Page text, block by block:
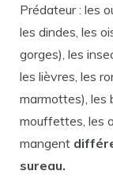
Prédateur : les
les dindes, les
gorges), les
les lièvres, les
marmottes), les
mouffettes, les
mangent
sureau.